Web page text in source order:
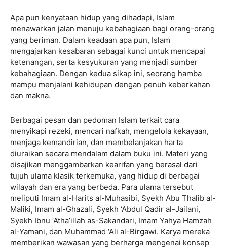
Apa pun kenyataan hidup yang dihadapi, Islam
menawarkan jalan menuju kebahagiaan bagi orang-orang
yang beriman. Dalam keadaan apa pun, Islam
mengajarkan kesabaran sebagai kunci untuk mencapai
ketenangan, serta kesyukuran yang menjadi sumber
kebahagiaan. Dengan kedua sikap ini, seorang hamba
mampu menjalani kehidupan dengan penuh keberkahan
dan makna.
Berbagai pesan dan pedoman Islam terkait cara
menyikapi rezeki, mencari nafkah, mengelola kekayaan,
menjaga kemandirian, dan membelanjakan harta
diuraikan secara mendalam dalam buku ini. Materi yang
disajikan menggambarkan kearifan yang berasal dari
tujuh ulama klasik terkemuka, yang hidup di berbagai
wilayah dan era yang berbeda. Para ulama tersebut
meliputi Imam al-Harits al-Muhasibi, Syekh Abu Thalib al-
Maliki, Imam al-Ghazali, Syekh ‘Abdul Qadir al-Jailani,
Syekh Ibnu ‘Atha’illah as-Sakandari, Imam Yahya Hamzah
al-Yamani, dan Muhammad ‘Ali al-Birgawi. Karya mereka
memberikan wawasan yang berharga mengenai konsep